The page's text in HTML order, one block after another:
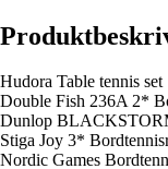
Hudora Table tennis set
Double Fish 236A 2*
Dunlop
Stiga Joy 3*
Nordic Games